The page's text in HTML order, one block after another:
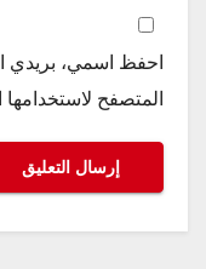
احفظ اسمي، بريدي
المتصفح